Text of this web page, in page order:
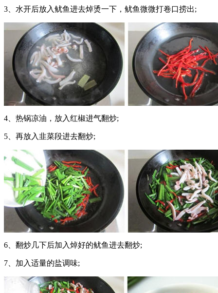
3、水开后放入鱿鱼进去焯烫一下，鱿鱼微微打卷口捞出;
4、热锅凉油，放入红椒进气翻炒;
5、再放入韭菜段进去翻炒;
6、翻炒几下后加入焯好的鱿鱼进去翻炒;
7、加入适量的盐调味;